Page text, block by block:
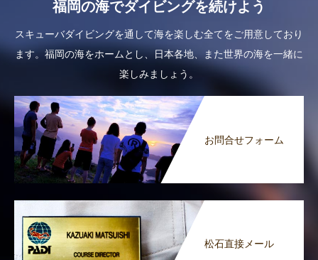
福岡の海でダイビングを続けよう
スキューバダイビングを通して海を楽しむ全てをご用意しており
ます。福岡の海をホームとし、日本各地、また世界の海を一緒に
楽しみましょう。
お問合せフォーム
松石直接メール